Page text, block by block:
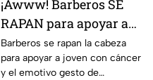
¡Awww! Barberos SE
RAPAN para apoyar a
joven con cáncer en
CONMOVEDOR video
Barberos se rapan la cabeza
para apoyar a joven con cáncer
y el emotivo gesto de